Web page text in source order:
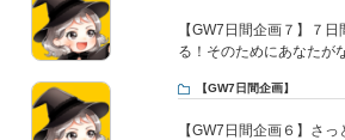
【GW7日間企画７】７
る！そのためにあなたが
【GW7日間企画】
【GW7日間企画６】さ